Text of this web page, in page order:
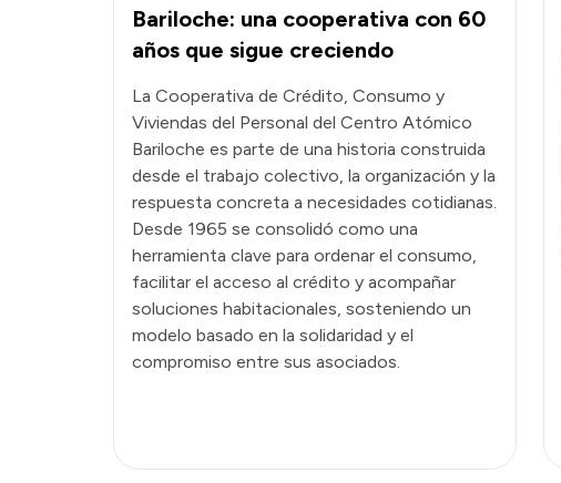
Bariloche: una cooperativa con 60
años que sigue creciendo
La Cooperativa de Crédito, Consumo y
Viviendas del Personal del Centro Atómico
Bariloche es parte de una historia construida
desde el trabajo colectivo, la organización y la
respuesta concreta a necesidades cotidianas.
Desde 1965 se consolidó como una
herramienta clave para ordenar el consumo,
facilitar el acceso al crédito y acompañar
soluciones habitacionales, sosteniendo un
modelo basado en la solidaridad y el
compromiso entre sus asociados.